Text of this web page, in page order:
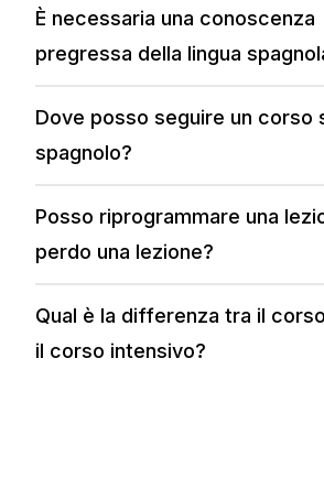
È necessaria una conoscenza
pregressa della lingua
Dove posso seguire un corso
spagnolo?
Posso riprogrammare una
perdo una lezione?
Qual è la differenza tra il
il corso intensivo?